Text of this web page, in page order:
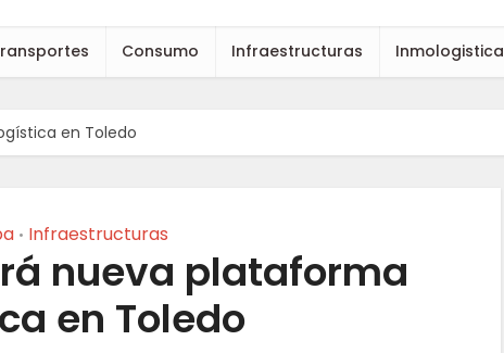
Consumo Infraestructuras Inmologistica
en Toledo
• Infraestructuras
nueva plataforma
en Toledo